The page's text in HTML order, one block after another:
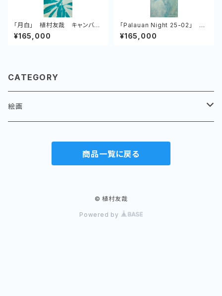
「月白」 植村友哉 キャンバ
ス、アクリル
¥165,000
「Palauan Night 25-02」 植
村友哉 キャンバス、アクリル
¥165,000
CATEGORY
絵画
商品一覧に戻る
© 植村友哉
Powered by